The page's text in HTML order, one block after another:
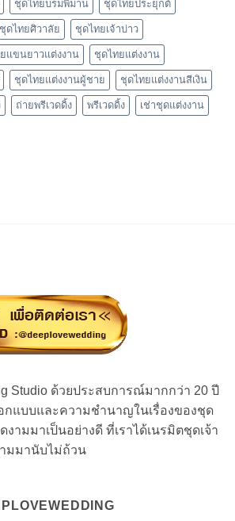
ชุดไทยบรมพิมาน ชุดไทยประยุกต์
ชุดไทยศิวาลัย ชุดไทยเจ้าบ่าว
แขนยาวแต่งงาน ชุดไทยแต่งงาน
ชุดไทยแต่งงานผู้ชาย ชุดไทยแต่งงานสีเงิน
ถ่ายพรีเวดดิ้ง พรีเวดดิ้ง เช่าชุดแต่งงาน
Studio ด้วยประสบการณ์มากกว่า 20 ปี
กแบบและความชำนาญในเรื่องของชุด
งามมาเป็นอย่างดี ที่เราได้เนรมิตชุดเจ้า
มมานับไม่ถ้วน